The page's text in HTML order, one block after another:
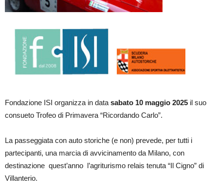
Fondazione ISI organizza in data sabato 10 maggio 2025 il suo
consueto Trofeo di Primavera “Ricordando Carlo”.
La passeggiata con auto storiche (e non) prevede, per tutti i
partecipanti, una marcia di avvicinamento da Milano, con
destinazione quest’anno l’agriturismo relais tenuta “Il Cigno” di
Villanterio.